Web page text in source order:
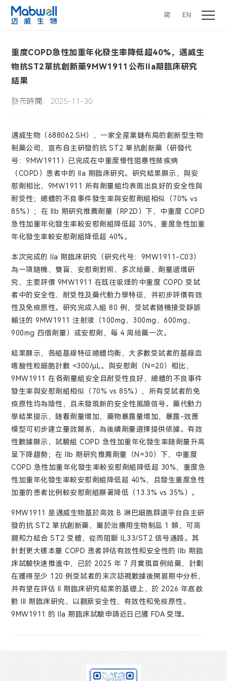
简 EN
重度COPD急性加重年化發生率降低超40%，邁威生
物抗ST2單抗創新藥9MW1911公布IIa期臨床研究
結果
發布時間：2025-11-30
邁威生物（688062.SH），一家全産業鏈布局的創新型生物
制藥公司，宣布自主研發的抗 ST2 單抗創新藥（研發代
号：9MW1911）已完成在中重度慢性阻塞性肺疾病
（COPD）患者中的 IIa 期臨床研究。研究結果顯示，與安
慰劑相比，9MW1911 所有劑量組均表現出良好的安全性與
耐受性；總體的不良事件發生率與安慰劑組相似（70% vs
85%）；在 IIb 期研究推薦劑量（RP2D）下，中重度 COPD
急性加重年化發生率較安慰劑組降低超 30%，重度急性加重
年化發生率較安慰劑組降低超 40%。
本次完成的 IIa 期臨床研究（研究代号：9MW1911-C03）
為一項随機、雙盲、安慰劑對照、多次給藥、劑量遞增研
究，主要評價 9MW1911 在既往吸煙的中重度 COPD 受試
者中的安全性、耐受性及藥代動力學特征，并初步評價有效
性及免疫原性。研究完成入組 80 例，受試者随機接受靜脈
輸注的 9MW1911 注射液（100mg、300mg、600mg、
900mg 四個劑量）或安慰劑，每 4 周給藥一次。
結果顯示，各組基線特征總體均衡，大多數受試者的基線血
嗜酸性粒細胞計數 <300/μL。與安慰劑（N=20）相比，
9MW1911 在各劑量組安全且耐受性良好，總體的不良事件
發生率與安慰劑組相似（70% vs 85%），所有受試者的免
疫原性均為陰性，且未發現新的安全性風險信号。藥代動力
學結果提示，随着劑量增加，藥物暴露量增加，暴露-效應
模型可初步建立量效關系，為後續劑量選擇提供依據。有效
性數據顯示，試驗組 COPD 急性加重年化發生率随劑量升高
呈下降趨勢；在 IIb 期研究推薦劑量（N=30）下，中重度
COPD 急性加重年化發生率較安慰劑組降低超 30%，重度急
性加重年化發生率較安慰劑組降低超 40%，且發生重度急性
加重的患者比例較安慰劑組顯著降低（13.3% vs 35%）。
9MW1911 是邁威生物基於高效 B 淋巴細胞篩選平台自主研
發的抗 ST2 單抗創新藥，屬於治療用生物制品 1 類，可高
親和力結合 ST2 受體，從而阻斷 IL33/ST2 信号通路。其
針對更大樣本量 COPD 患者評估有效性和安全性的 IIb 期臨
床試驗快速推進中，已於 2025 年 7 月實現首例給藥，計劃
在獲得至少 120 例受試者的末次訪視數據後開展期中分析，
并有望在評估 II 期臨床研究結果的基礎上，於 2026 年底啟
動 III 期臨床研究，以觀察安全性、有效性和免疫原性。
9MW1911 的 IIa 期臨床試驗申請近日已獲 FDA 受理。